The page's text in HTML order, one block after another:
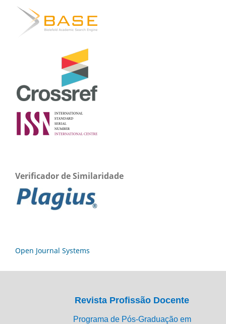
Verificador de Similaridade
Open Journal Systems
Revista Profissão Docente
Programa de Pós-Graduação em